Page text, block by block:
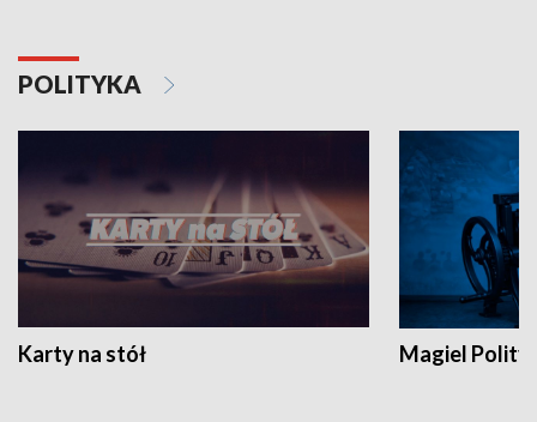
POLITYKA
Karty na stół Magiel